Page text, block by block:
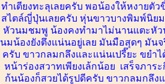
ทำเตียงทะลุเลยครับ พอน้องให้หงายตั
สไตล์ญี่ปุ่นเลยครับ หุ่นขาวบางพิมพ์นิย
หัวนมชมพู น้องคงทำมาไม่นานแตะหั
นมน้องยังตึงแน่นอยู่เลย มันมือสุดๆ มัน
ครับ ขาวกลมกลึงและแน่นเปรี๊ยะ ขยำ
หน้าร่องสวาทเพียงเล้กน้อย เสร็จภา
ก้นน้องก็สวยได้รูปดีครับ ขาวกลมกลึง